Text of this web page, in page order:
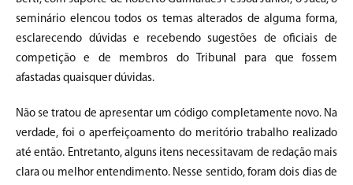
seminário elencou todos os temas alterados de alguma forma,
esclarecendo dúvidas e recebendo sugestões de oficiais de
competição e de membros do Tribunal para que fossem
afastadas quaisquer dúvidas.
Não se tratou de apresentar um código completamente novo. Na
verdade, foi o aperfeiçoamento do meritório trabalho realizado
até então. Entretanto, alguns itens necessitavam de redação mais
clara ou melhor entendimento. Nesse sentido, foram dois dias de